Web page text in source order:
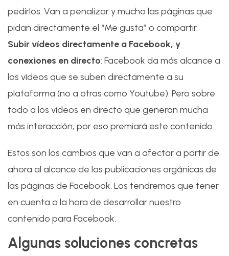
pedirlos. Van a penalizar y mucho las páginas que
pidan directamente el “Me gusta” o compartir.
Subir vídeos directamente a Facebook, y
conexiones en directo: Facebook da más alcance a
los vídeos que se suben directamente a su
plataforma (no a otras como Youtube). Pero sobre
todo a los vídeos en directo que generan mucha
más interacción, por eso premiará este contenido.
Estos son los cambios que van a afectar a partir de
ahora al alcance de las publicaciones orgánicas de
las páginas de Facebook. Los tendremos que tener
en cuenta a la hora de desarrollar nuestro
contenido para Facebook.
Algunas soluciones concretas